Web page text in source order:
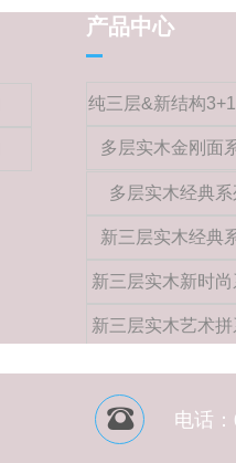
产品中心
纯三层&新结构
多层实木金刚面
多层实木经典系
新三层实木经典
新三层实木新时
新三层实木艺术
电话：